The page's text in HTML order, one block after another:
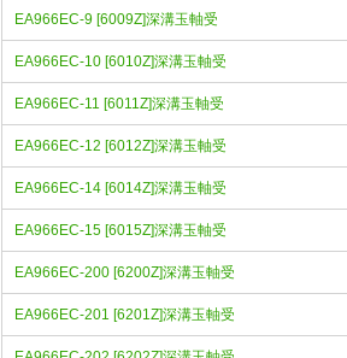
EA966EC-9 [6009Z]深溝玉軸受
EA966EC-10 [6010Z]深溝玉軸受
EA966EC-11 [6011Z]深溝玉軸受
EA966EC-12 [6012Z]深溝玉軸受
EA966EC-14 [6014Z]深溝玉軸受
EA966EC-15 [6015Z]深溝玉軸受
EA966EC-200 [6200Z]深溝玉軸受
EA966EC-201 [6201Z]深溝玉軸受